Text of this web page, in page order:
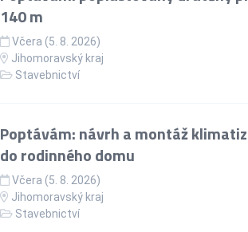
140 m
Včera (5. 8. 2026)
Jihomoravský kraj
Stavebnictví
Poptávám: návrh a montáž
do rodinného domu
Včera (5. 8. 2026)
Jihomoravský kraj
Stavebnictví